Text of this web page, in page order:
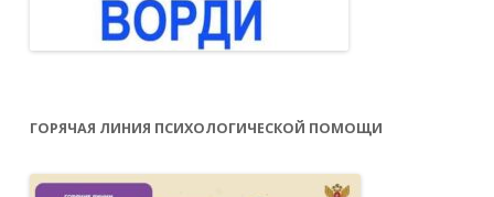
ГОРЯЧАЯ ЛИНИЯ ПСИХОЛОГИЧЕСКОЙ ПОМОЩИ